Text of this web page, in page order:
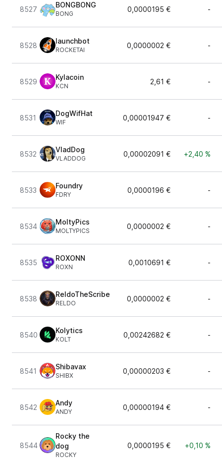
8527
BONGBONG
BONG
0,0000195 € -
8528
launchbot
ROCKETAI
0,0000002 € -
8529
Kylacoin
KCN
2,61 € -
8531
DogWifHat
WIF
0,00001947 € -
8532
VladDog
VLADDOG
0,00002091 € +2,40 %
8533
Foundry
FDRY
0,0000196 € -
8534
MoltyPics
MOLTYPICS
0,0000002 € -
8535
ROXONN
ROXN
0,0010691 € -
8538
ReldoTheScribe
RELDO
0,0000002 € -
8540
Kolytics
KOLT
0,00242682 € -
8541
Shibavax
SHIBX
0,00000203 € -
8542
Andy
ANDY
0,00000194 € -
8544
Rocky the
dog
ROCKY
0,0000195 € +0,10 %